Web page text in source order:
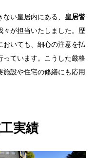
い皇居内にある、 皇居警
々が担当いたしました。歴
おいても、細心の注意を払
っています。こうした厳格
設や住宅の修繕にも応用
実績